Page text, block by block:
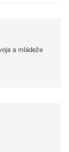
a mládeže